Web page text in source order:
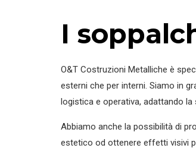
I
O&T Costruzioni Metalliche è
esterni che per interni. Siamo in
logistica e operativa, adattando la
Abbiamo anche la possibilità di
estetico od ottenere effetti visivi